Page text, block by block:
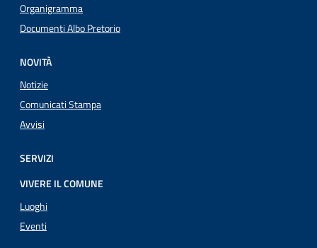
Organigramma
Documenti Albo Pretorio
NOVITÀ
Notizie
Comunicati Stampa
Avvisi
SERVIZI
VIVERE IL COMUNE
Luoghi
Eventi